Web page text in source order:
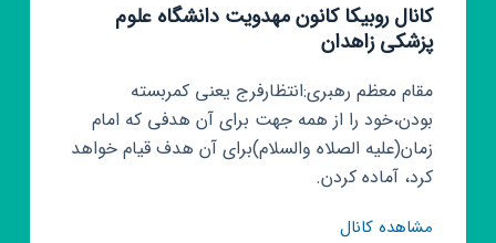
کانال روبیکا کانون مهدویت دانشگاه علوم
پزشکی زاهدان
مقام معظم رهبری:انتظارفرج یعنی کمربسته
بودن،خود را از همه جهت برای آن هدفی که امام
زمان(علیه الصلاه والسلام)برای آن هدف قیام خواهد
کرد، آماده کردن.
مشاهده کانالکانال